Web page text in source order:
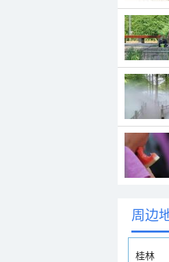
周边
桂林